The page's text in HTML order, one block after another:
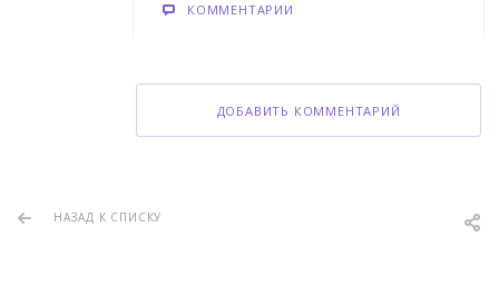
КОММЕНТАРИИ
ДОБАВИТЬ КОММЕНТАРИЙ
НАЗАД К СПИСКУ